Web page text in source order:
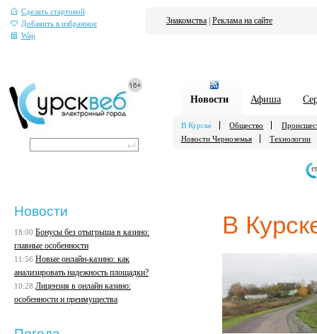
Сделать стартовой
Добавить в избранное
Wap
Знакомства Реклама на сайте
Новости Афиша
В Курске Общество
Новости Черноземья
Технологии
В
Новости
18:00 Бонусы без отыгрыша в казино:
главные особенности
11:56 Новые онлайн-казино: как
анализировать надежность площадки?
10:28 Лицензия в онлайн казино:
особенности и преимущества